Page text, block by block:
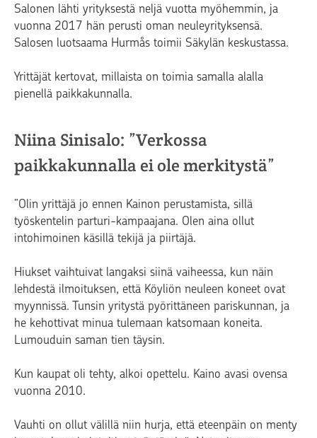
Salonen lähti yrityksestä neljä vuotta myöhemmin, ja
vuonna 2017 hän perusti oman neuleyrityksensä.
Salosen luotsaama Hurmås toimii Säkylän keskustassa.
Yrittäjät kertovat, millaista on toimia samalla alalla
pienellä paikkakunnalla.
Niina Sinisalo: ”Verkossa
paikkakunnalla ei ole merkitystä”
”Olin yrittäjä jo ennen Kainon perustamista, sillä
työskentelin parturi-kampaajana. Olen aina ollut
intohimoinen käsillä tekijä ja piirtäjä.
Hiukset vaihtuivat langaksi siinä vaiheessa, kun näin
lehdestä ilmoituksen, että Köyliön neuleen koneet ovat
myynnissä. Tunsin yritystä pyörittäneen pariskunnan, ja
he kehottivat minua tulemaan katsomaan koneita.
Lumouduin saman tien täysin.
Kun kaupat oli tehty, alkoi opettelu. Kaino avasi ovensa
vuonna 2010.
Vauhti on ollut välillä niin hurja, että eteenpäin on menty